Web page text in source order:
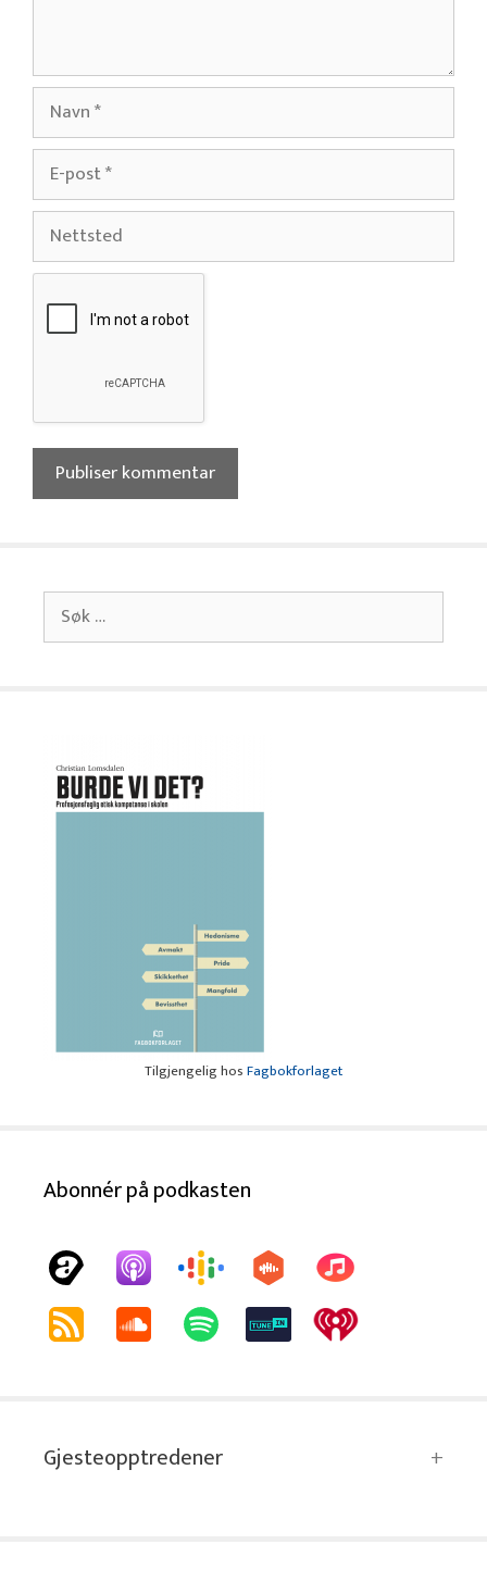
Navn
post
Nettsted
Søk
etter:
Tilgjengelig hosFagbokforlaget
Abonnér på podkasten
Gjesteopptredener